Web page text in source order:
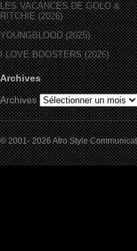
LES VACANCES DE GOLO &
RITCHIE (2026)
YOUNGBLOOD (2025)
I LOVE BOOSTERS (2026)
Archives
Archives
© 2001- 2026 Afro Style